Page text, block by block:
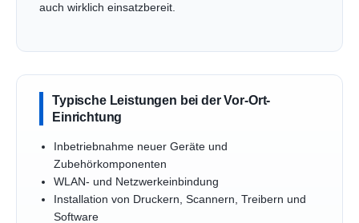
auch wirklich einsatzbereit.
Typische Leistungen bei der Vor-Ort-
Einrichtung
Inbetriebnahme neuer Geräte und
Zubehörkomponenten
WLAN- und Netzwerkeinbindung
Installation von Druckern, Scannern, Treibern und
Software